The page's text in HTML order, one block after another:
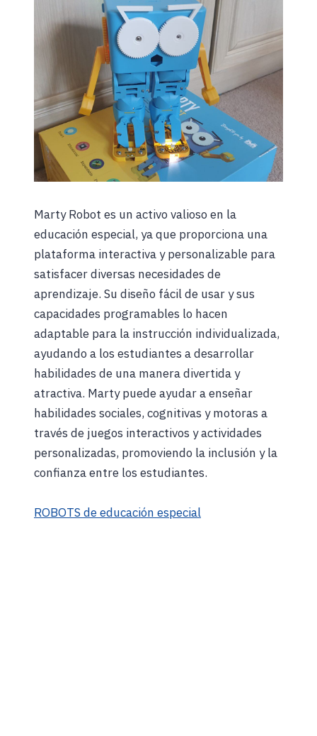
Marty Robot es un activo valioso en la
educación especial, ya que proporciona una
plataforma interactiva y personalizable para
satisfacer diversas necesidades de
aprendizaje. Su diseño fácil de usar y sus
capacidades programables lo hacen
adaptable para la instrucción individualizada,
ayudando a los estudiantes a desarrollar
habilidades de una manera divertida y
atractiva. Marty puede ayudar a enseñar
habilidades sociales, cognitivas y motoras a
través de juegos interactivos y actividades
personalizadas, promoviendo la inclusión y la
confianza entre los estudiantes.
ROBOTS de educación especial